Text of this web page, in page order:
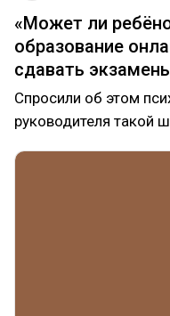
«Может ли
образование
сдавать
Спросили об этом
руководителя такой